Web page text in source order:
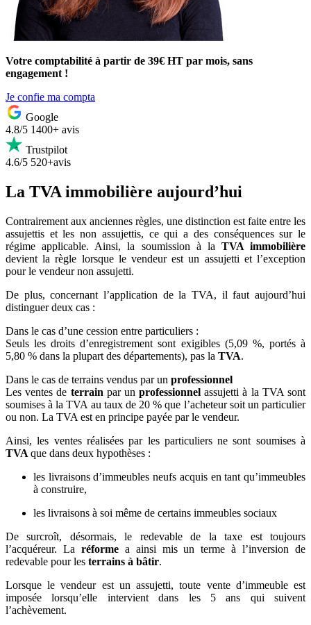
Votre comptabilité à partir de 39€ HT par mois, sans
engagement !
Je confie ma compta
Google
4.8/5 1400+ avis
Trustpilot
4.6/5 520+avis
La TVA immobilière aujourd’hui
Contrairement aux anciennes règles, une distinction est faite entre les
assujettis et les non assujettis, ce qui a des conséquences sur le
régime applicable. Ainsi, la soumission à la TVA immobilière
devient la règle lorsque le vendeur est un assujetti et l’exception
pour le vendeur non assujetti.
De plus, concernant l’application de la TVA, il faut aujourd’hui
distinguer deux cas :
Dans le cas d’une cession entre particuliers :
Seuls les droits d’enregistrement sont exigibles (5,09 %, portés à
5,80 % dans la plupart des départements), pas la TVA.
Dans le cas de terrains vendus par un professionnel
Les ventes de terrain par unprofessionnelassujetti à la TVA sont
soumises à la TVA au taux de 20 % que l’acheteur soit un particulier
ou non. La TVA est en principe payée par le vendeur.
Ainsi, les ventes réalisées par les particuliers ne sont soumises à
TVA que dans deux hypothèses :
les livraisons d’immeubles neufs acquis en tant qu’immeubles
à construire,
les livraisons à soi même de certains immeubles sociaux
De surcroît, désormais, le redevable de la taxe est toujours
l’acquéreur. La réforme a ainsi mis un terme à l’inversion de
redevable pour les terrains à bâtir.
Lorsque le vendeur est un assujetti, toute vente d’immeuble est
imposée lorsqu’elle intervient dans les 5 ans qui suivent
l’achèvement.